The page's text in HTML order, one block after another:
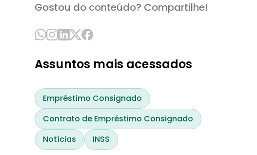
Gostou do conteúdo? Compartilhe!
Assuntos mais acessados
Empréstimo Consignado
Contrato de Empréstimo Consignado
Notícias
INSS